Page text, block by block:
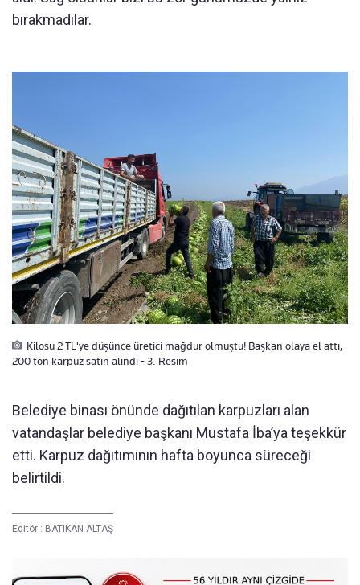
bırakmadılar.
Kilosu 2 TL'ye düşünce üretici mağdur olmuştu! Başkan olaya el attı,
200 ton karpuz satın alındı - 3. Resim
Belediye binası önünde dağıtılan karpuzları alan
vatandaşlar belediye başkanı Mustafa İba’ya teşekkür
etti. Karpuz dağıtımının hafta boyunca süreceği
belirtildi.
Editör : BATIKAN ALTAŞ